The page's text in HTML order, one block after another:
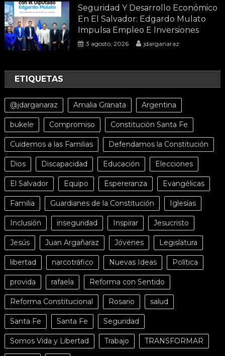
Seguridad Y Desarrollo Económico
En El Salvador: Edgardo Mulato
Impulsa Empleo E Inversiones
3 agosto, 2026 jdarganaraz
ETIQUETAS
@jdarganaraz Amalia Granata Argentina
bukele Compromiso Constitución Santa Fe
Cuidemos a las Familias Defendamos la Constitución
Dios Discapacidad Educación Elecciones
El Salvador Equipo Espereranza Evangélicas
Familia Guardianes de la Constitución Iglesias
Inclusión inseguridad Inspirar Jesucristo
Jesús Juan Argañaraz Jóvenes Legislatura
libertad narcotráfico Nuevas Ideas Política
provida rafaela Reforma con Sentido
Reforma Constitucional Rosario salud
Santa Fe Santa Fe Seguridad
Somos Vida y Libertad Trabajo TRANSFORMAR